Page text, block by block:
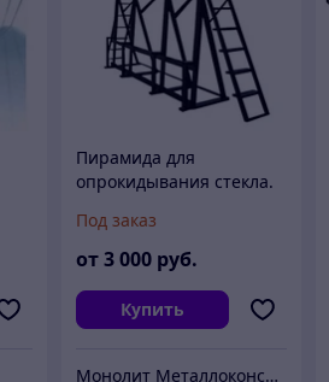
Пирамида для
опрокидывания стекла.
Под заказ
от3 000 руб.
Купить
Монолит Металлоконструкции